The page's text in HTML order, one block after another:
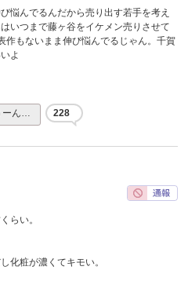
悩んでるんだから売り出す若手を考え
いつまで藤ヶ谷をイケメン売りさせて
作もないまま伸び悩んでるじゃん。千賀
よ
ーん… 228
らい。
化粧が濃くてキモい。